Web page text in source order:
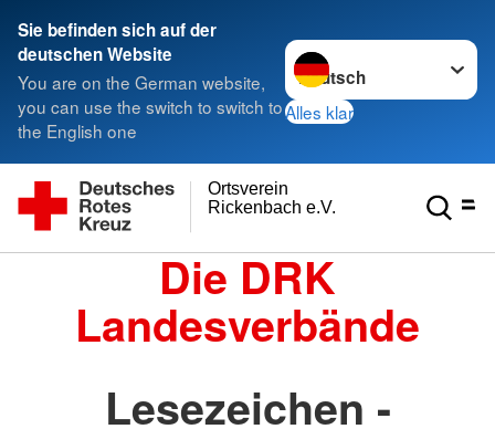
Sie befinden sich auf der
deutschen Website
You are on the German website,
you can use the switch to switch to
the English one
Sprache wechseln zu
Alles klar
Rickenbach e.V.
Ortsverein
Die DRK
Landesverbände
Lesezeichen -